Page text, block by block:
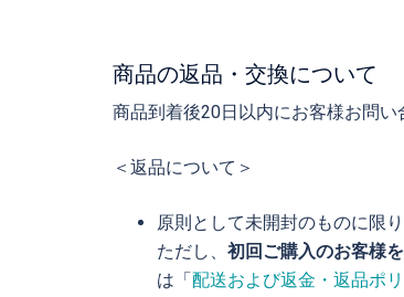
商品の返品・交換について
商品到着後20日以内にお客様お問い
＜返品について＞
原則として未開封のものに限
ただし、 初回ご購入のお客様
は「配送および返金・返品ポ